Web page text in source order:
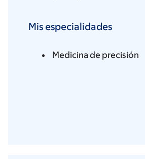
Mis especialidades
Medicina de precisión